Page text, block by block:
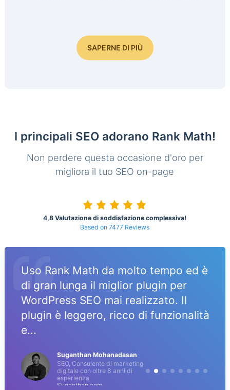
SAPERNE DI PIÙ
I principali SEO adorano Rank Math!
Non perdere questa occasione d'oro per
migliora il tuo SEO on-page
4,8 Valutazione di soddisfazione complessiva!
Based on 7477 Reviews
Uso Rank Math da molto tempo ed è
di gran lunga il miglior plugin per
WordPress SEO mai realizzato. Il
plugin è leggero, ricco di funzionalità
e...
Suganthan Mohanadasan
SEO, Consulente di marketing
digitale con oltre 8 anni di
esperienza
Suganthan.com